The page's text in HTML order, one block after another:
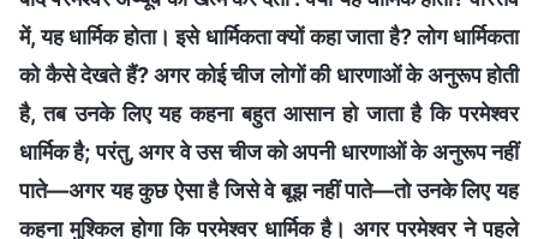
में, यह धार्मिक होता। इसे धार्मिकता क्‍यों कहा जाता है? लोग धार्मिकता
को कैसे देखते हैं? अगर कोई चीज लोगों की धारणाओं के अनुरूप होती
है, तब उनके लिए यह कहना बहुत आसान हो जाता है कि परमेश्वर
धार्मिक है; परंतु, अगर वे उस चीज को अपनी धारणाओं के अनुरूप नहीं
पाते—अगर यह कुछ ऐसा है जिसे वे बूझ नहीं पाते—तो उनके लिए यह
कहना मुश्किल होगा कि परमेश्वर धार्मिक है। अगर परमेश्वर ने पहले